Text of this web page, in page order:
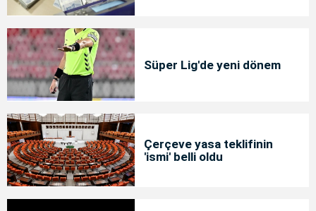
Süper Lig'de yeni dönem
Çerçeve yasa teklifinin
'ismi' belli oldu